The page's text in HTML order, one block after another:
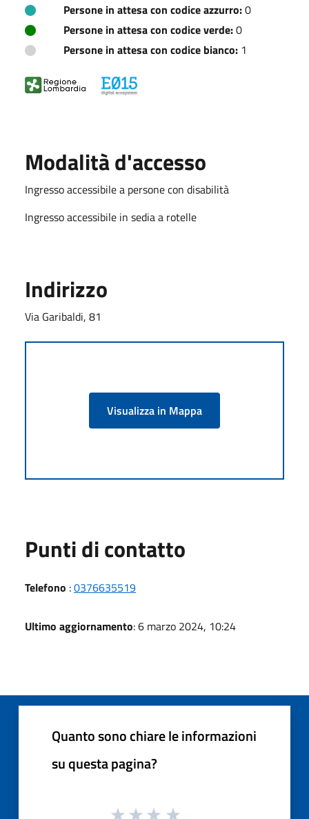
Persone in attesa con codice azzurro:0
Persone in attesa con codice verde:0
Persone in attesa con codice bianco: 1
Modalità d'accesso
Ingresso accessibile a persone con disabilità
Ingresso accessibile in sedia a rotelle
Indirizzo
Via Garibaldi, 81
Visualizza in Mappa
Punti di contatto
Telefono :0376635519
Ultimo aggiornamento: 6 marzo 2024, 10:24
Quanto sono chiare le informazioni
su questa pagina?